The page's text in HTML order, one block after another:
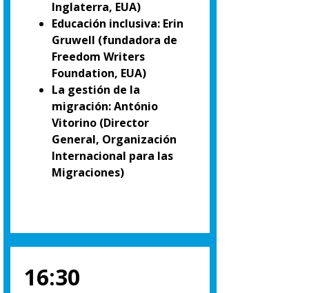
Inglaterra, EUA)
Educación inclusiva: Erin
Gruwell (fundadora de
Freedom Writers
Foundation, EUA)
La gestión de la
migración: António
Vitorino (Director
General, Organización
Internacional para las
Migraciones)
16:30